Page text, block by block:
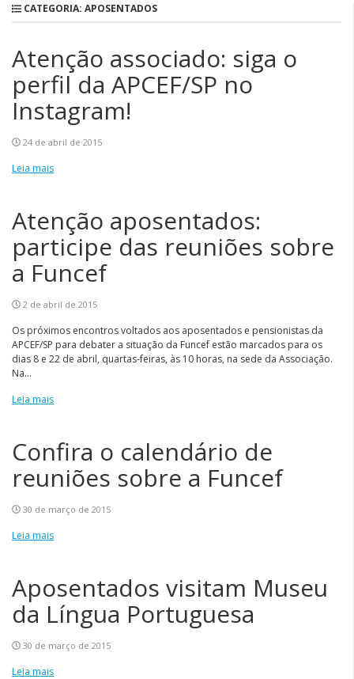
CATEGORIA: APOSENTADOS
Atenção associado: siga o
perfil da APCEF/SP no
Instagram!
24 de abril de 2015
Leia mais
Atenção aposentados:
participe das reuniões sobre
a Funcef
2 de abril de 2015
Os próximos encontros voltados aos aposentados e pensionistas da
APCEF/SP para debater a situação da Funcef estão marcados para os
dias 8 e 22 de abril, quartas-feiras, às 10 horas, na sede da Associação.
Na...
Leia mais
Confira o calendário de
reuniões sobre a Funcef
30 de março de 2015
Leia mais
Aposentados visitam Museu
da Língua Portuguesa
30 de março de 2015
Leia mais